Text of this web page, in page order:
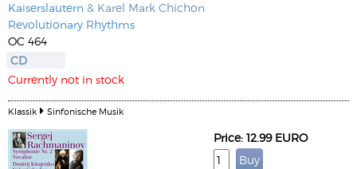
Kaiserslautern & Karel Mark Chichon
Revolutionary Rhythms
OC 464
CD
Currently not in stock
Klassik Sinfonische Musik
Price: 12.99 EURO